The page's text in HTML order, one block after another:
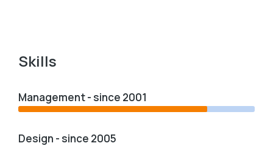
Skills
Management - since 2001
Design - since 2005